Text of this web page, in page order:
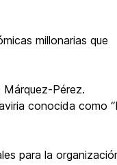
millonarias que
Pérez.
conocida como
para la